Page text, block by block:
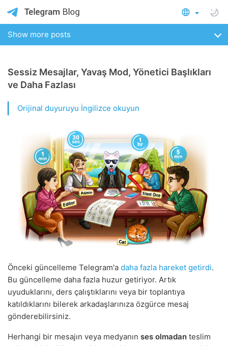
Show more posts
Sessiz Mesajlar, Yavaş Mod, Yönetici Başlıkları
ve Daha Fazlası
Orijinal duyuruyu İngilizce okuyun
Önceki güncelleme Telegram'a daha fazla hareket getirdi.
Bu güncelleme daha fazla huzur getiriyor. Artık
uyuduklarını, ders çalıştıklarını veya bir toplantıya
katıldıklarını bilerek arkadaşlarınıza özgürce mesaj
gönderebilirsiniz.
Herhangi bir mesajın veya medyanın ses olmadan teslim